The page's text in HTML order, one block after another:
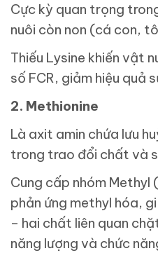
Cực kỳ quan trọng
nuôi còn non (cá con,
Thiếu Lysine khiến vật
số FCR, giảm hiệu quả
2. Methionine
Là axit amin chứa lưu
trong trao đổi chất và
Cung cấp nhóm Methyl
phản ứng methyl hóa,
– hai chất liên quan
năng lượng và chức